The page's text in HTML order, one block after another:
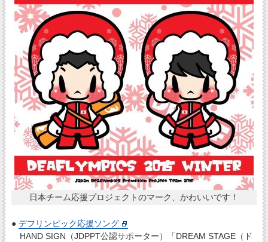
日本チーム応援プロジェクトのマーク、かわいいです！
● デフリンピック応援ソング
HAND SIGN（JDPPT公認サポーター）「DREAM STAGE（ド